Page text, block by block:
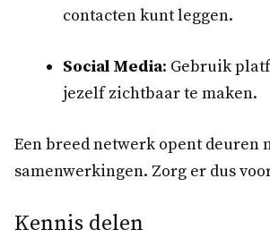
contacten kunt leggen.
Social Media: Gebruik
jezelf zichtbaar te maken.
Een breed netwerk opent deuren
samenwerkingen. Zorg er dus
Kennis delen